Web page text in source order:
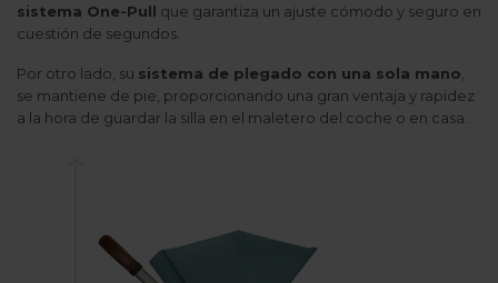
sistema One-Pull que garantiza un ajuste cómodo y seguro en
cuestión de segundos.
Por otro lado, su sistema de plegado con una sola mano,
se mantiene de pie, proporcionando una gran ventaja y rapidez
a la hora de guardar la silla en el maletero del coche o en casa.